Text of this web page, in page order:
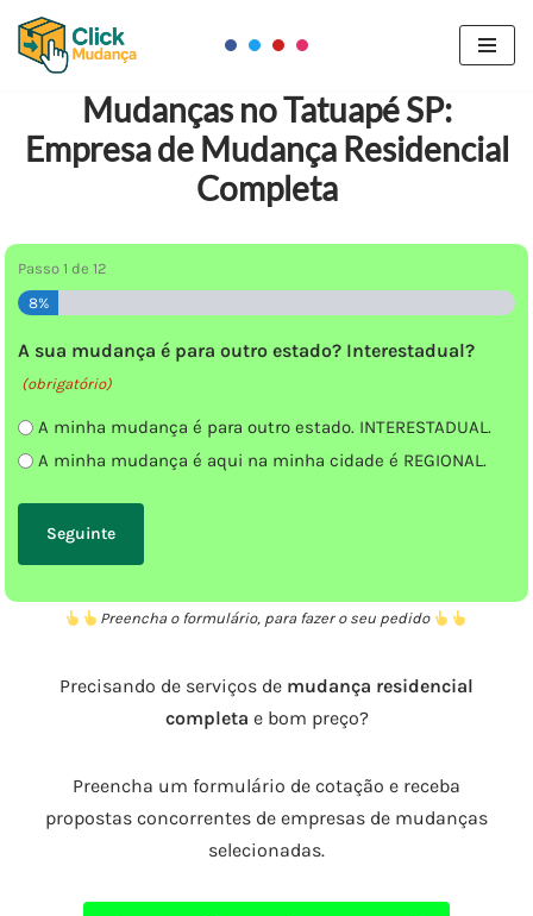
Pular
o
conteúdo
Mudanças no Tatuapé SP:
Empresa de Mudança Residencial
Completa
Passo1 de12
8%
A sua mudança é para outro estado? Interestadual?
(obrigatório)
A minha mudança é para outro estado. INTERESTADUAL.
A minha mudança é aqui na minha cidade é REGIONAL.
Preencha o formulário, para fazer o seu pedido
Precisando de serviços de mudança residencial
completa e bom preço?
Preencha um formulário de cotação e receba
propostas concorrentes de empresas de mudanças
selecionadas.